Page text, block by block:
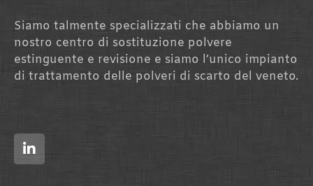
Siamo talmente specializzati che abbiamo un
nostro centro di sostituzione polvere
estinguente e revisione e siamo l’unico impianto
di trattamento delle polveri di scarto del veneto.
n
k